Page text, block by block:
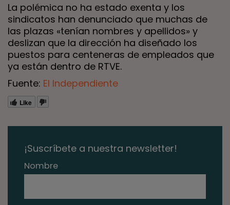
La polémica no ha estado exenta y los
sindicatos han denunciado que muchas de
las plazas «tenían nombres y apellidos» y
deslizan que la dirección ha diseñado los
puestos para centeneras de empleados que
ya están dentro de RTVE.
Fuente: El Independiente
Like
¡Suscríbete a nuestra newsletter!
Nombre